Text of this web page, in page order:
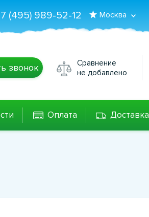
Москва
(495) 989-52-12
звонок
Сравнение
не добавлено
Оплата Доставка